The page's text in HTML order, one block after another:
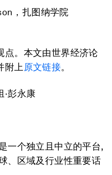
，扎图纳学院
点。本文由世界经济论
附上 原文链接。
·彭永康
一个独立且中立的平台,
、区域及行业性重要话